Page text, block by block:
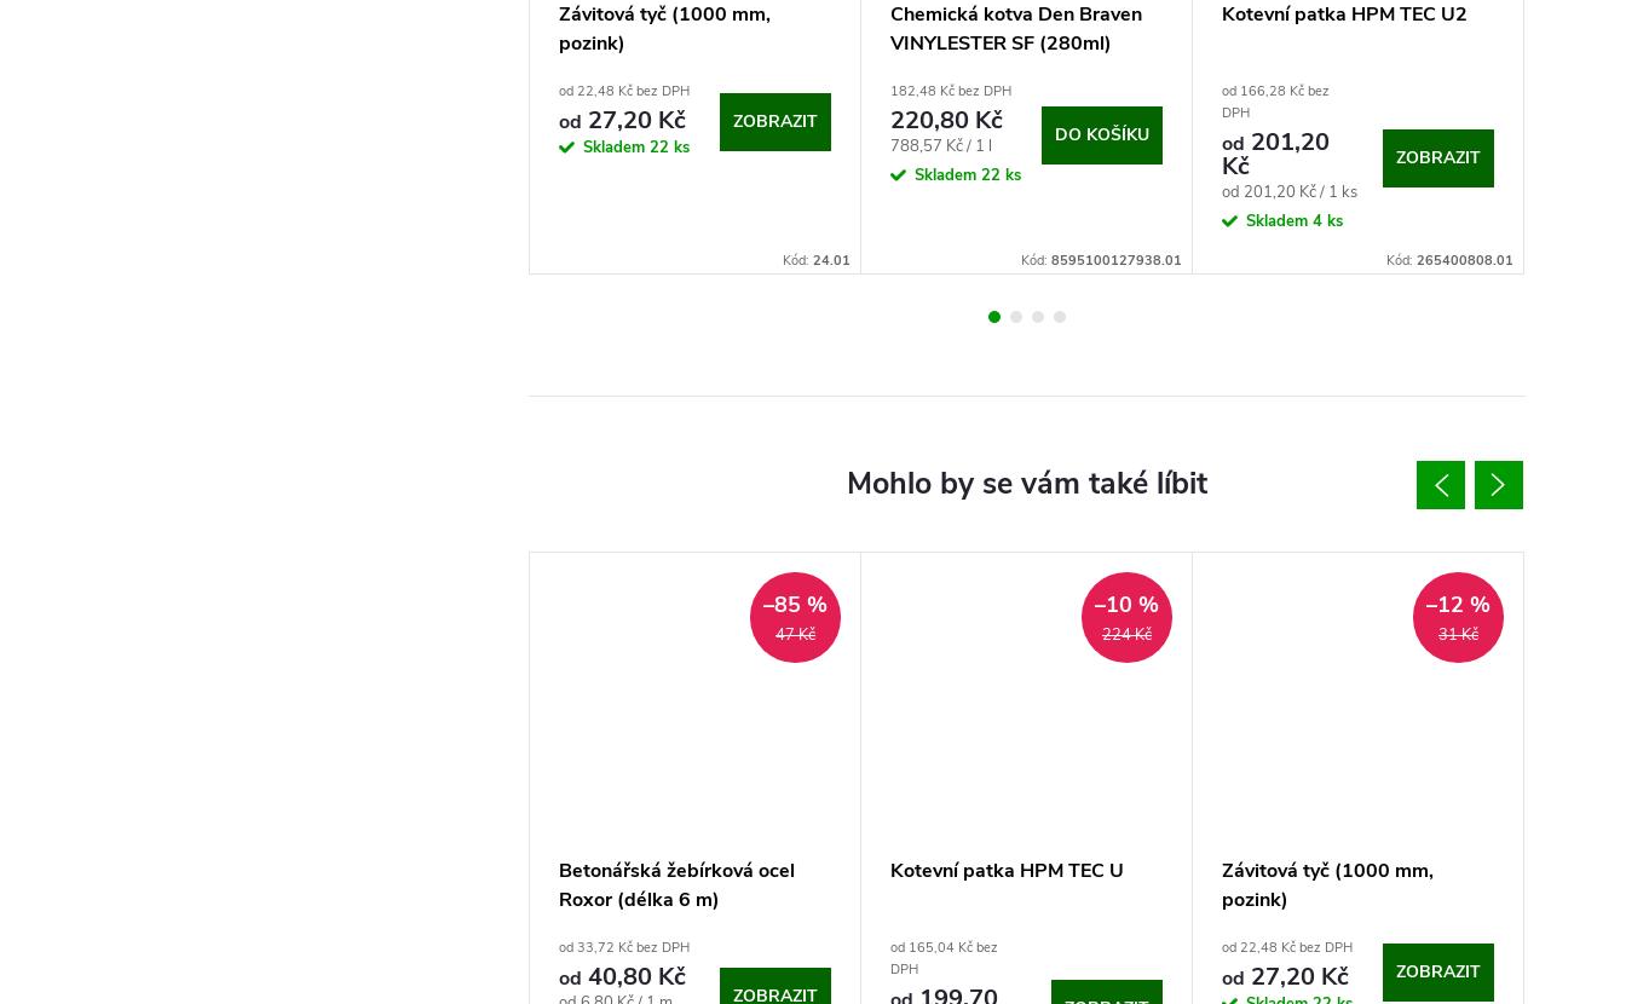
Závitová tyč (1000 mm,
pozink)
od 22,48 Kč bez DPH
od 27,20 Kč
Skladem 22 ks
ZOBRAZIT
Kód: 24.01
Chemická kotva Den Braven
VINYLESTER SF (280ml)
182,48 Kč bez DPH
220,80 Kč
Měrná
cena:
788,57 Kč / 1 l
Skladem 22 ks
DO KOŠÍKU
Kód: 8595100127938.01
Kotevní patka HPM TEC U2
od 166,28 Kč bez
DPH
od 201,20
Kč
Měrná
cena:
od 201,20 Kč / 1 ks
Skladem 4 ks
ZOBRAZIT
Kód: 265400808.01
47 Kč
–85 %
Betonářská žebírková ocel
Roxor (délka 6 m)
od 33,72 Kč bez DPH
od 40,80 Kč
ZOBRAZIT
224 Kč
–10 %
Kotevní patka HPM TEC U
od 165,04 Kč bez
DPH
31 Kč
–12 %
Závitová tyč (1000 mm,
pozink)
od 22,48 Kč bez DPH
od 27,20 Kč ZOBRAZIT